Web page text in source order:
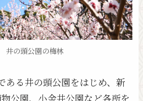
井の頭公園の梅林
ある井の頭公園をはじめ、新
公園、小金井公園など各所を